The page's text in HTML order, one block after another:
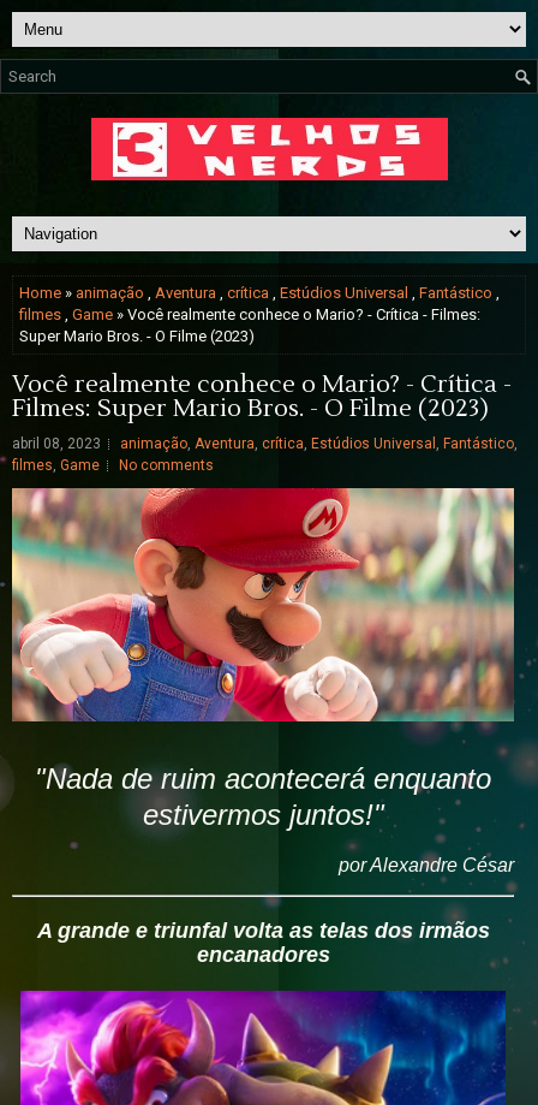
Home » animação , Aventura , crítica , Estúdios Universal , Fantástico ,
filmes , Game » Você realmente conhece o Mario? - Crítica - Filmes:
Super Mario Bros. - O Filme (2023)
Você realmente conhece o Mario? - Crítica -
Filmes: Super Mario Bros. - O Filme (2023)
abril 08, 2023 animação, Aventura, crítica, Estúdios Universal , Fantástico,
filmes, Game No comments
"Nada de ruim acontecerá enquanto
estivermos juntos!"
por Alexandre César
A grande e triunfal volta as telas dos irmãos
encanadores